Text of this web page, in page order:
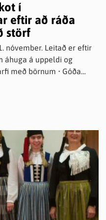
í
eftir að ráða
störf
nóvember. Leitað er eftir
áhuga á uppeldi og
með börnum • Góða
Jákvæðan aga og
umhverfisstarf, hreyfingu